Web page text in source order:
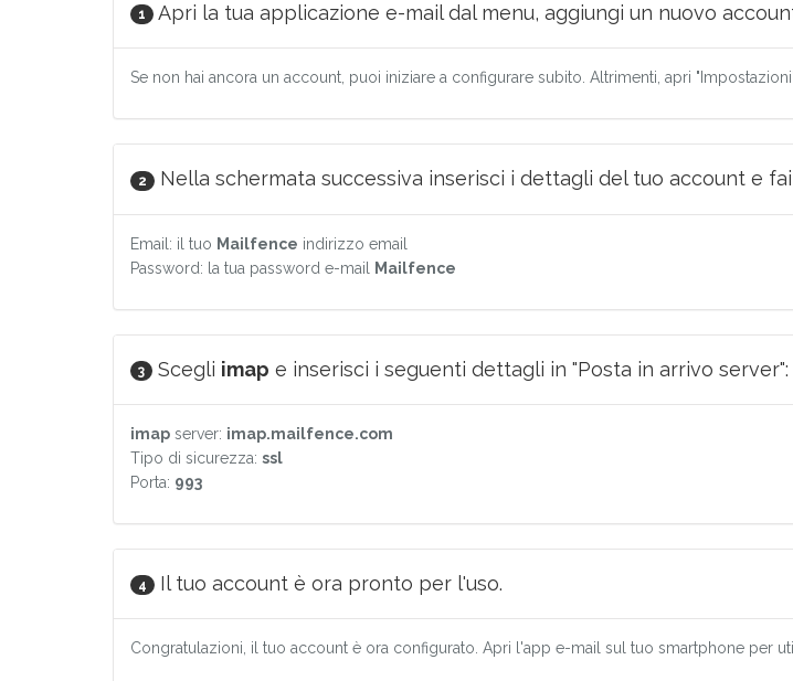
1 Apri la tua applicazione e-mail dal menu, aggiungi un nuovo
Se non hai ancora un account, puoi iniziare a configurare subito. Altrimenti, apri
2 Nella schermata successiva inserisci i dettagli del tuo account e fai
Email: il tuo Mailfence indirizzo email
Password: la tua password e-mail
Mailfence
3 Scegli imap e inserisci i seguenti dettagli in "Posta in arrivo server":
imap server: imap.mailfence.com
Tipo di sicurezza: ssl
Porta: 993
4 Il tuo account è ora pronto per l'uso.
Congratulazioni, il tuo account è ora configurato. Apri l'app e-mail sul tuo smartphone per